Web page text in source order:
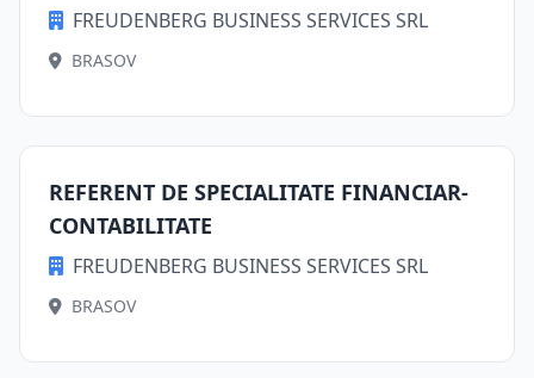
FREUDENBERG BUSINESS SERVICES SRL
BRASOV
REFERENT DE SPECIALITATE FINANCIAR-
CONTABILITATE
FREUDENBERG BUSINESS SERVICES SRL
BRASOV